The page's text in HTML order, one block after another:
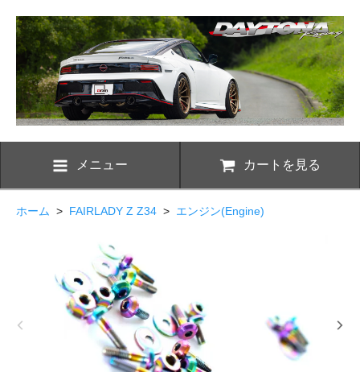
メニュー カートを見る
ホーム > FAIRLADY Z Z34 > エンジン(Engine)